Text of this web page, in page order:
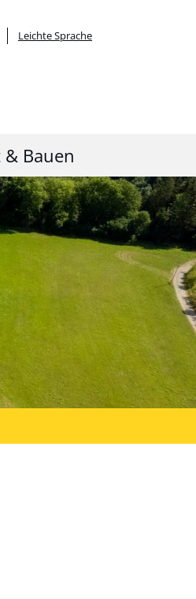
Leichte Sprache
Bauen